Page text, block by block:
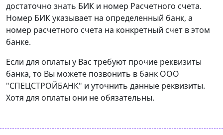
достаточно знать БИК и номер Расчетного счета.
Номер БИК указывает на определенный банк, а
номер расчетного счета на конкретный счет в этом
банке.
Если для оплаты у Вас требуют прочие реквизиты
банка, то Вы можете позвонить в банк ООО
"СПЕЦСТРОЙБАНК" и уточнить данные реквизиты.
Хотя для оплаты они не обязательны.